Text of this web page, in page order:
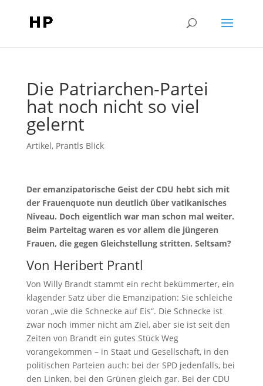
Die Patriarchen-Partei
hat noch nicht so viel
gelernt
Artikel, Prantls Blick
Der emanzipatorische Geist der CDU hebt sich mit
der Frauenquote nun deutlich über vatikanisches
Niveau. Doch eigentlich war man schon mal weiter.
Beim Parteitag waren es vor allem die jüngeren
Frauen, die gegen Gleichstellung stritten. Seltsam?
Von Heribert Prantl
Von Willy Brandt stammt ein recht bekümmerter, ein
klagender Satz über die Emanzipation: Sie schleiche
voran „wie die Schnecke auf Eis“. Die Schnecke ist
zwar noch immer nicht am Ziel, aber sie ist seit den
Zeiten von Brandt ein gutes Stück Weg
vorangekommen – in Staat und Gesellschaft, in den
politischen Parteien auch: bei der SPD jedenfalls, bei
den Linken, bei den Grünen gleich gar. Bei der CDU